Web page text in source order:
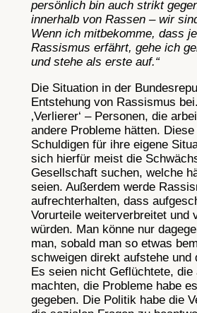
persönlich bin auch strikt
innerhalb von Rassen – wir
Wenn ich mitbekomme, dass
Rassismus erfährt, gehe ich
und stehe als erste auf.“
Die Situation in der
Entstehung von Rassismus
‚Verlierer‘ – Personen, die
andere Probleme hätten.
Schuldigen für ihre eigene
sich hierfür meist die
Gesellschaft suchen, welche
seien. Außerdem werde
aufrechterhalten, dass
Vorurteile weiterverbreitet und
würden. Man könne nur
man, sobald man so etwas
schweigen direkt aufstehe und
Es seien nicht Geflüchtete,
machten, die Probleme habe
gegeben. Die Politik habe die